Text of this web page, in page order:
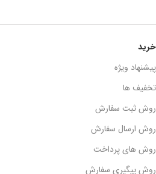
خرید
پیشنهاد ویژه
تخفیف ها
روش ثبت سفارش
روش ارسال سفارش
روش های پرداخت
روش پیگیری سفارش